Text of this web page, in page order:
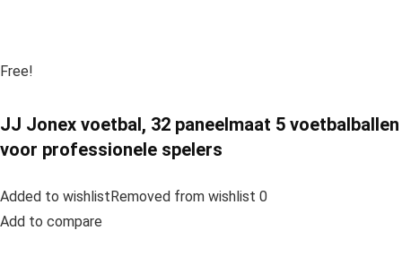
Free!
JJ Jonex voetbal, 32 paneelmaat 5 voetbalballen
voor professionele spelers
Added to wishlistRemoved from wishlist 0
Add to compare